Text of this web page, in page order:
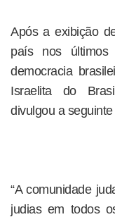
Após a exibição
país nos últimos
democracia
Israelita do
divulgou a seguinte
“A comunidade
judias em todos